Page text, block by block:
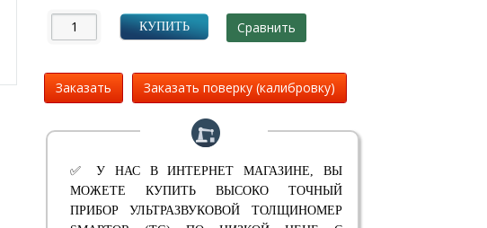
КУПИТЬ Сравнить
Заказать Заказать поверку (калибровку)
✅ У НАС В ИНТЕРНЕТ МАГАЗИНЕ, ВЫ
МОЖЕТЕ КУПИТЬ ВЫСОКО ТОЧНЫЙ
ПРИБОР УЛЬТРАЗВУКОВОЙ ТОЛЩИНОМЕР